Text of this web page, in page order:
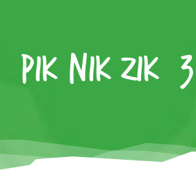
PIK NIK ZIK